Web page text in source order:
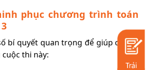
phục chương trình toán
bí quyết quan trọng để giúp các bé
thi này: